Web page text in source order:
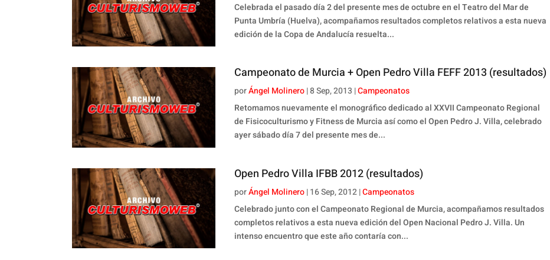
Celebrada el pasado día 2 del presente mes de octubre en el Teatro del Mar de
Punta Umbría (Huelva), acompañamos resultados completos relativos a esta nueva
edición de la Copa de Andalucía resuelta...
Campeonato de Murcia + Open Pedro Villa FEFF 2013 (resultados)
porÁngel Molinero|8 Sep, 2013 |Campeonatos
Retomamos nuevamente el monográfico dedicado al XXVII Campeonato Regional
de Fisicoculturismo y Fitness de Murcia así como el Open Pedro J. Villa, celebrado
ayer sábado día 7 del presente mes de...
Open Pedro Villa IFBB 2012 (resultados)
porÁngel Molinero|16 Sep, 2012|Campeonatos
Celebrado junto con el Campeonato Regional de Murcia, acompañamos resultados
completos relativos a esta nueva edición del Open Nacional Pedro J. Villa. Un
intenso encuentro que este año contaría con...